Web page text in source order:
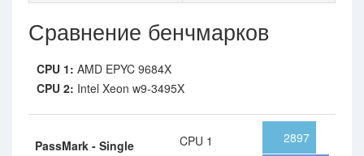
Сравнение бенчмарков
CPU 1: AMD EPYC 9684X
CPU 2: Intel Xeon w9-3495X
PassMark - Single
CPU 1 2897